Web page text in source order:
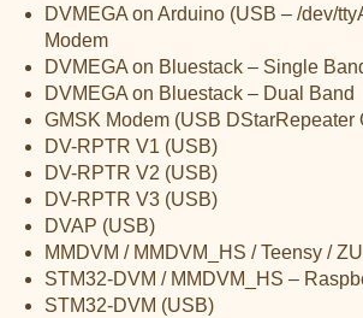
DVMEGA on Arduino (USB – /dev/
Modem
DVMEGA on Bluestack – Single
DVMEGA on Bluestack – Dual Band
GMSK Modem (USB DStarRepeater
DV-RPTR V1 (USB)
DV-RPTR V2 (USB)
DV-RPTR V3 (USB)
DVAP (USB)
MMDVM / MMDVM_HS / Teensy /
STM32-DVM / MMDVM_HS –
STM32-DVM (USB)